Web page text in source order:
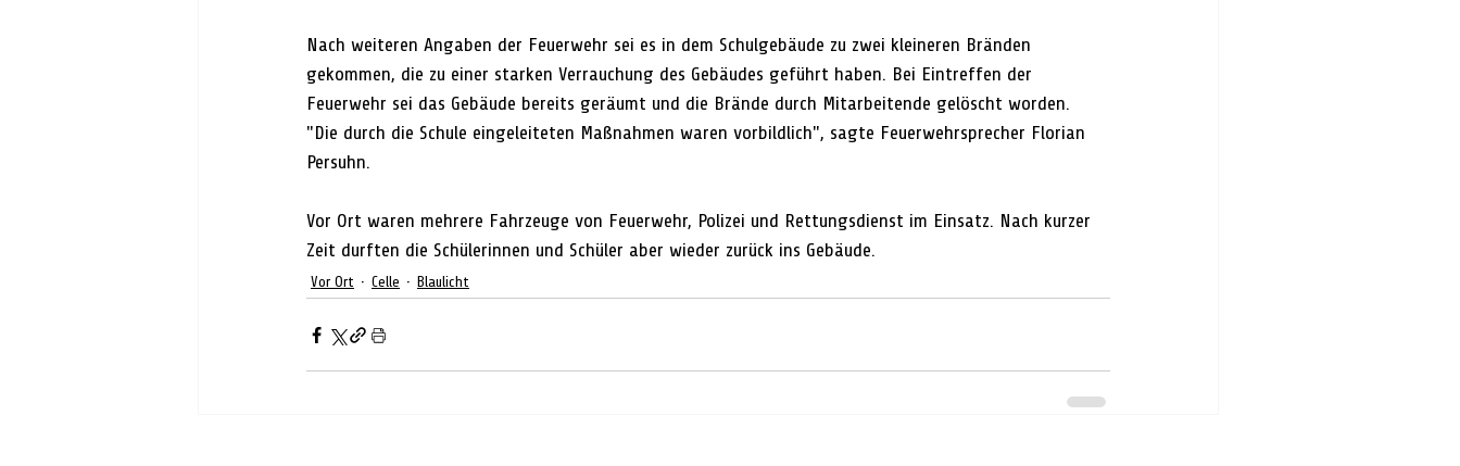
Nach weiteren Angaben der Feuerwehr sei es in dem Schulgebäude zu zwei kleineren Bränden
gekommen, die zu einer starken Verrauchung des Gebäudes geführt haben. Bei Eintreffen der
Feuerwehr sei das Gebäude bereits geräumt und die Brände durch Mitarbeitende gelöscht worden.
"Die durch die Schule eingeleiteten Maßnahmen waren vorbildlich", sagte Feuerwehrsprecher Florian
Persuhn.
Vor Ort waren mehrere Fahrzeuge von Feuerwehr, Polizei und Rettungsdienst im Einsatz. Nach kurzer
Zeit durften die Schülerinnen und Schüler aber wieder zurück ins Gebäude.
Vor Ort Celle Blaulicht